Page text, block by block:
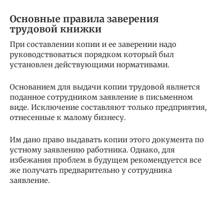
Основные правила заверения
трудовой книжки
При составлении копии и ее заверении надо
руководствоваться порядком который был
установлен действующими нормативами.
Основанием для выдачи копии трудовой является
поданное сотрудником заявление в письменном
виде. Исключение составляют только предприятия,
отнесенные к малому бизнесу.
Им дано право выдавать копии этого документа по
устному заявлению работника. Однако, для
избежания проблем в будущем рекомендуется все
же получать предварительно у сотрудника
заявление.